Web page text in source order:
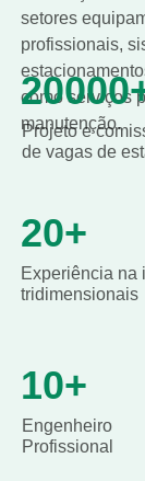
setores
profissionais,
como serviços
manutenção.
Projeto e
de vagas de
20+
Experiência na
tridimensionais
10+
Engenheiro
Profissional